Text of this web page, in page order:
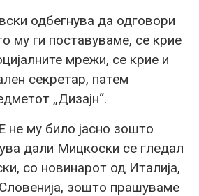
одбегнува да одговори
му ги поставуваме, се крие
мрежи, се крие и
секретар, патем
„Дизајн“.
му било јасно зошто
дали Мицкоски се гледал
со новинарот од Италија,
зошто прашуваме